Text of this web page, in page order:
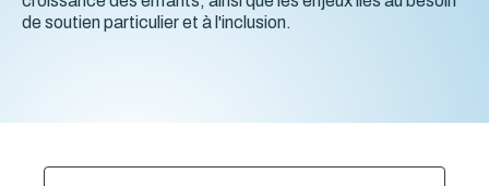
de soutien particulier et à l'inclusion.